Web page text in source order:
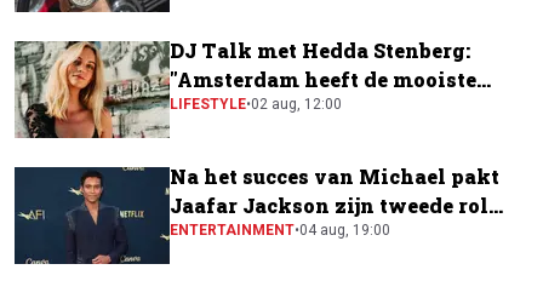
DJ Talk met Hedda Stenberg:
"Amsterdam heeft de mooiste
festivalscene van Europa"
LIFESTYLE•02 aug, 12:00
Na het succes van Michael pakt
Jaafar Jackson zijn tweede rol
naast Will Smith
ENTERTAINMENT•04 aug, 19:00